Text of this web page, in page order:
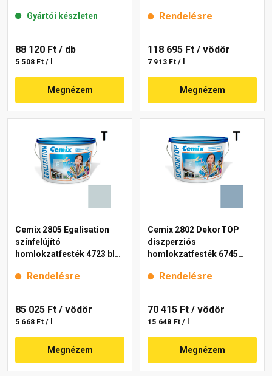
Gyártói készleten
88 120 Ft / db
5 508 Ft / l
Megnézem
Rendelésre
118 695 Ft / vödör
7 913 Ft / l
Megnézem
Cemix 2805 Egalisation
színfelújító
homlokzatfesték 4723 blue
Rendelésre
85 025 Ft / vödör
5 668 Ft / l
Megnézem
Cemix 2802 DekorTOP
diszperziós
homlokzatfesték 6745
Rendelésre
70 415 Ft / vödör
15 648 Ft / l
Megnézem